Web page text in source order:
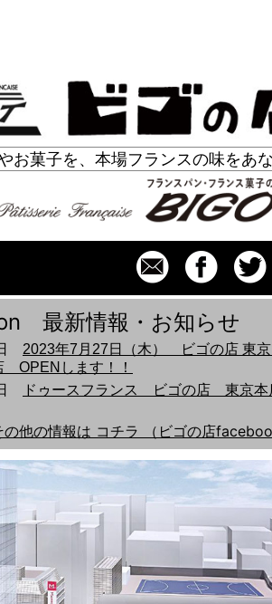
ームページ
お菓子を、本場フランスの味をあ
最新情報・お知らせ
2023年7月27日（木） ビゴの店 東
OPENします！！
ドゥースフランス ビゴの店 東京
他の情報は コチラ （ビゴの店